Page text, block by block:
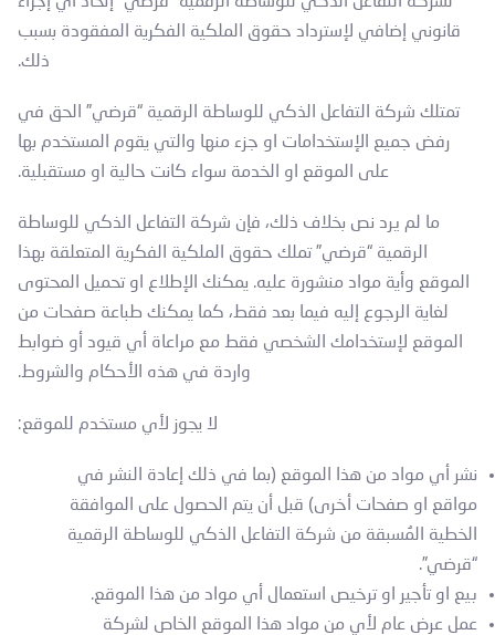
قانوني إضافي لإسترداد حقوق الملكية الفكرية المفقودة بسبب
ذلك.
تمتلك شركة التفاعل الذكي للوساطة الرقمية “قرضي” الحق في
رفض جميع الإستخدامات او جزء منها والتي يقوم المستخدم بها
على الموقع او الخدمة سواء كانت حالية او مستقبلية.
ما لم يرد نص بخلاف ذلك، فإن شركة التفاعل الذكي للوساطة
الرقمية “قرضي” تملك حقوق الملكية الفكرية المتعلقة بهذا
الموقع وأية مواد منشورة عليه. يمكنك الإطلاع او تحميل المحتوى
لغاية الرجوع إليه فيما بعد فقط، كما يمكنك طباعة صفحات من
الموقع لإستخدامك الشخصي فقط مع مراعاة أي قيود أو ضوابط
واردة في هذه الأحكام والشروط.
لا يجوز لأي مستخدم للموقع:
نشر أي مواد من هذا الموقع (بما في ذلك إعادة النشر في
مواقع او صفحات أخرى) قبل أن يتم الحصول على الموافقة
الخطية المُسبقة من شركة التفاعل الذكي للوساطة الرقمية
“قرضي”.
بيع او تأجير او ترخيص استعمال أي مواد من هذا الموقع.
عمل عرض عام لأي من مواد هذا الموقع الخاص لشركة